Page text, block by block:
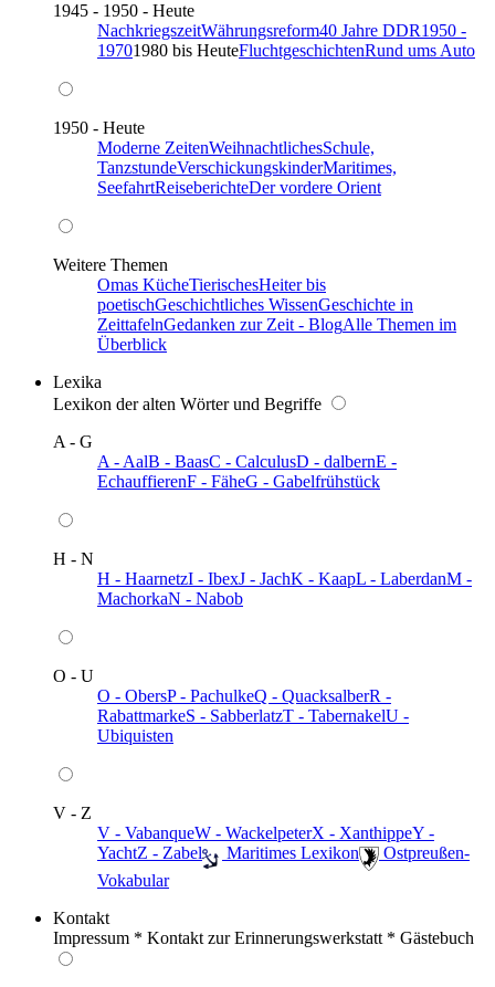
1945 - 1950 - Heute
NachkriegszeitWährungsreform40 Jahre DDR1950 -
19701980 bis HeuteFluchtgeschichtenRund ums Auto
1950 - Heute
Moderne ZeitenWeihnachtlichesSchule,
TanzstundeVerschickungskinderMaritimes,
SeefahrtReiseberichteDer vordere Orient
Weitere Themen
Omas KücheTierischesHeiter bis
poetischGeschichtliches WissenGeschichte in
ZeittafelnGedanken zur Zeit - BlogAlle Themen im
Überblick
Lexika
Lexikon der alten Wörter und Begriffe
A - G
A - AalB - BaasC - CalculusD - dalbernE -
EchauffierenF - FäheG - Gabelfrühstück
H - N
H - HaarnetzI - IbexJ - JachK - KaapL - LaberdanM -
MachorkaN - Nabob
O - U
O - ObersP - PachulkeQ - QuacksalberR -
RabattmarkeS - SabberlatzT - TabernakelU -
Ubiquisten
V - Z
V - VabanqueW - WackelpeterX - XanthippeY -
YachtZ - Zabel ️ Maritimes Lexikon
️ Ostpreußen-
Vokabular
Kontakt
Impressum * Kontakt zur Erinnerungswerkstatt * Gästebuch